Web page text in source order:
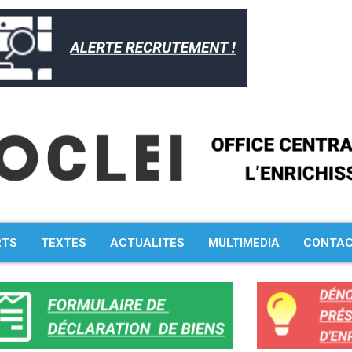
TEXTES ACTUALITES MULTIMEDIA